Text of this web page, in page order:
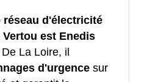
d'électricité
est Enedis
La Loire, il
d'urgence sur